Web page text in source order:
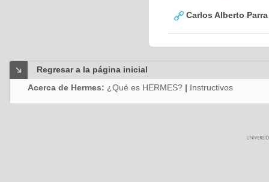
Carlos Alberto
Regresar a la página inicial
Acerca de Hermes: ¿Qué es HERMES? | Instructivos